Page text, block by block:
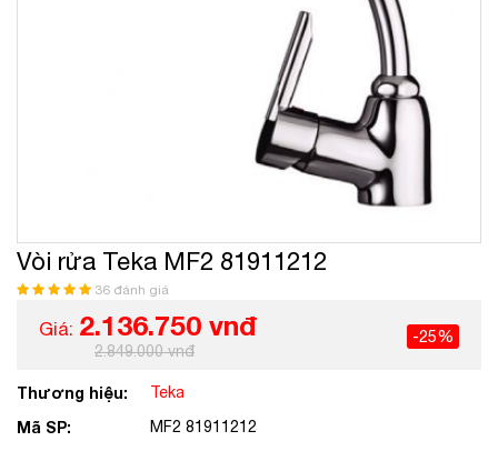
Vòi rửa Teka MF2 81911212
36 đánh giá
Giá: 2.136.750 vnđ
2.849.000 vnđ
-25%
Thương hiệu: Teka
Mã SP: MF2 81911212